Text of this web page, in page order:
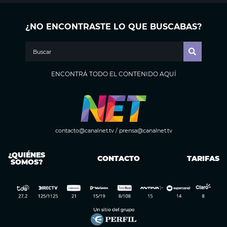
¿NO ENCONTRASTE LO QUE BUSCABAS?
ENCONTRÁ TODO EL CONTENIDO AQUÍ
contacto@canalnet.tv/ prensa@canalnet.tv
¿QUIÉNES
SOMOS? CONTACTO TARIFAS